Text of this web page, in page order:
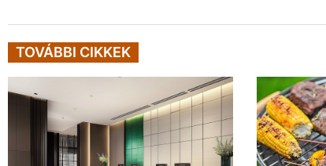
TOVÁBBI CIKKEK